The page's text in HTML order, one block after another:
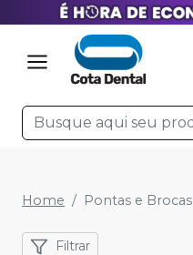
Home Pontas e Brocas
Filtrar